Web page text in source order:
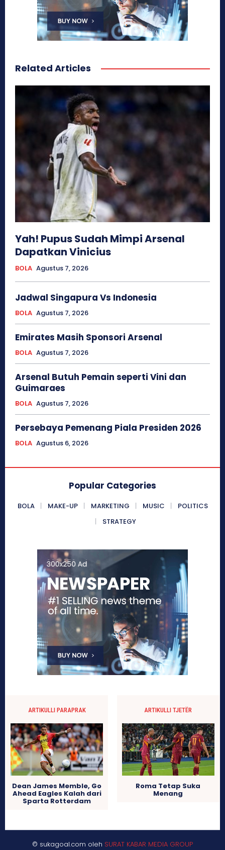
Related Articles
Yah! Pupus Sudah Mimpi Arsenal
Dapatkan Vinicius
BOLA Agustus 7, 2026
Jadwal Singapura Vs Indonesia
BOLA Agustus 7, 2026
Emirates Masih Sponsori Arsenal
BOLA Agustus 7, 2026
Arsenal Butuh Pemain seperti Vini dan
Guimaraes
BOLA Agustus 7, 2026
Persebaya Pemenang Piala Presiden 2026
BOLA Agustus 6, 2026
Popular Categories
BOLA MAKE-UP MARKETING MUSIC
POLITICS
STRATEGY
ARTIKULLI PARAPRAK
Dean James Memble, Go
Ahead Eagles Kalah dari
Sparta Rotterdam
ARTIKULLI TJETËR
Roma Tetap Suka
Menang
© sukagoal.com oleh SURAT KABAR MEDIA GROUP